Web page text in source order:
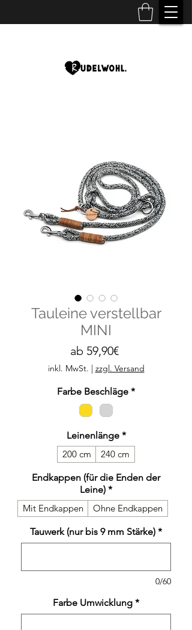
Tauleine verstellbar
MINI
ab 59,90€Sale-
Preis
inkl. MwSt. | zzgl. Versand
Farbe Beschläge *
Leinenlänge *
200 cm
240 cm
Endkappen (für die Enden der
Leine) *
Mit Endkappen
Ohne Endkappen
Tauwerk (nur bis 9 mm Stärke) *
0/60
Farbe Umwicklung *